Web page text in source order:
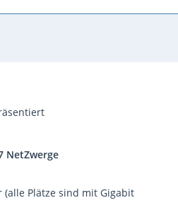
NetZwerge
(alle Plätze sind mit Gigabit